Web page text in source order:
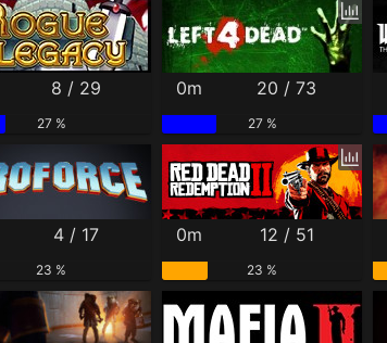
8 / 29
27 %
0m 20 / 73
27 %
4 / 17
23 %
0m 12 / 51
23 %